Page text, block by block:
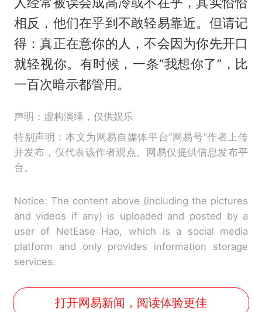
相反，他们在乎到不敢轻易靠近。但请记
得：真正在意你的人，不会因为你先开口
就轻视你。有时候，一条“我想你了”，比
一百次暗示都管用。
声明：虚构演绎，仅供娱乐
特别声明：本文为网易自媒体平台“网易号”作者上传
并发布，仅代表该作者观点。网易仅提供信息发布平
台。
Notice: The content above (including the pictures
and videos if any) is uploaded and posted by a
user of NetEase Hao, which is a social media
platform and only provides information storage
services.
打开网易新闻，阅读体验更佳